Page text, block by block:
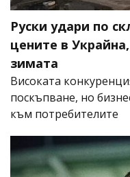
Руски удари по
цените в
зимата
Високата
поскъпване, но
към потребителите